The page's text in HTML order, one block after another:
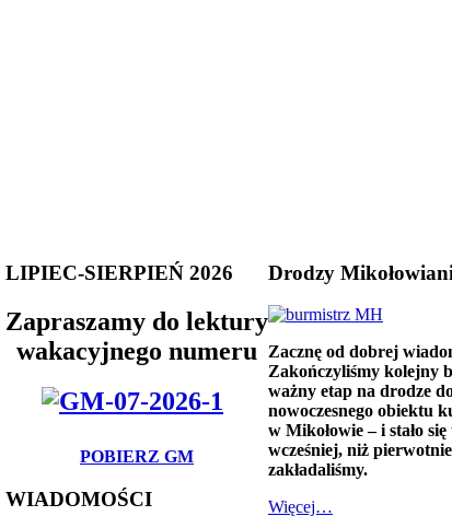
LIPIEC-SIERPIEŃ 2026
Zapraszamy do lektury
wakacyjnego numeru
POBIERZ GM
WIADOMOŚCI
Drodzy
Zacznę od dobrej
Zakończyliśmy kolejny
ważny etap na drodze
nowoczesnego obiektu
w Mikołowie – i stało się
wcześniej, niż pierwotnie
zakładaliśmy.
Więcej…